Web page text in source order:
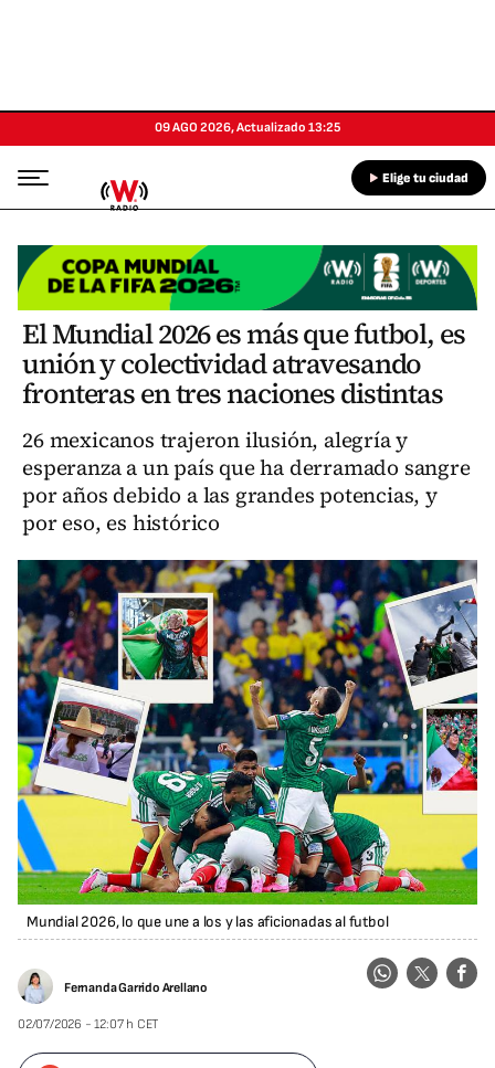
09 AGO 2026,Actualizado 13:25
Elige tu ciudad
El Mundial 2026 es más que futbol, es
unión y colectividad atravesando
fronteras en tres naciones distintas
26 mexicanos trajeron ilusión, alegría y
esperanza a un país que ha derramado sangre
por años debido a las grandes potencias, y
por eso, es histórico
Mundial 2026, lo que une a los y las aficionadas al futbol
Fernanda Garrido Arellano
02/07/2026 - 12:07 h CET